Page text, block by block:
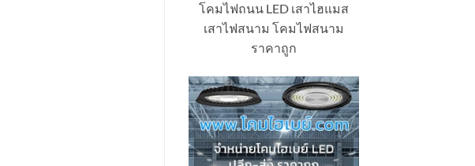
โคมไฟถนน LED เสาไฮแมส
เสาไฟสนาม โคมไฟสนาม
ราคาถูก